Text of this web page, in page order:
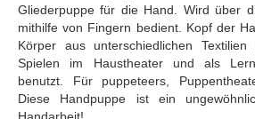
Gliederpuppe für die Hand. Wird über
mithilfe von Fingern bedient. Kopf der
Körper aus unterschiedlichen
Spielen im Haustheater und als
benutzt. Für puppeteers,
Diese Handpuppe ist ein